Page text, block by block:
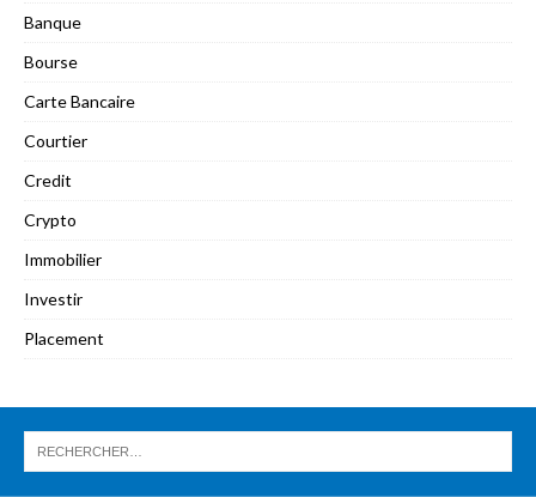
Banque
Bourse
Carte Bancaire
Courtier
Credit
Crypto
Immobilier
Investir
Placement